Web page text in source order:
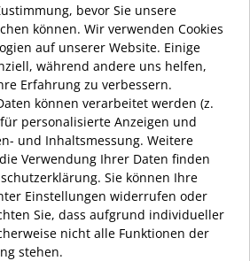
HABEN WIR GEÖFFNET
SAMSTAG 10:00 – 20:00 UHR
bevor Sie unsere
können. Wir verwenden Cookies
auf unserer Website. Einige
während andere uns helfen,
Erfahrung zu verbessern.
können verarbeitet werden (z.
für personalisierte Anzeigen und
und Inhaltsmessung. Weitere
Verwendung Ihrer Daten finden
Sie können Ihre
Einstellungen widerrufen oder
Sie, dass aufgrund individueller
nicht alle Funktionen der
stehen.